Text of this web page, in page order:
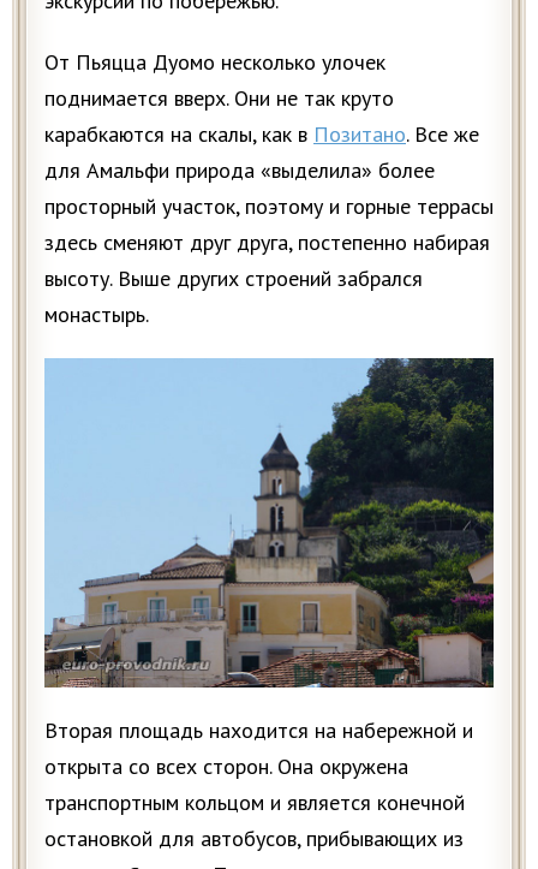
От Пьяцца Дуомо несколько улочек
поднимается вверх. Они не так круто
карабкаются на скалы, как в Позитано. Все же
для Амальфи природа «выделила» более
просторный участок, поэтому и горные террасы
здесь сменяют друг друга, постепенно набирая
высоту. Выше других строений забрался
монастырь.
Вторая площадь находится на набережной и
открыта со всех сторон. Она окружена
транспортным кольцом и является конечной
остановкой для автобусов, прибывающих из